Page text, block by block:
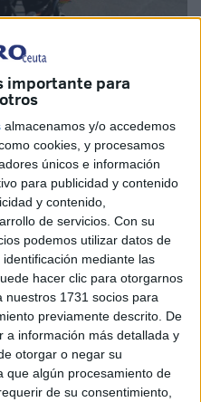
importante para
almacenamos y/o accedemos
cookies, y procesamos
únicos e información
para publicidad y contenido
y contenido,
de servicios. Con su
podemos utilizar datos de
mediante las
hacer clic para otorgarnos
nuestros 1731 socios para
previamente descrito. De
a información más detallada y
otorgar o negar su
que algún procesamiento de
de su consentimiento,
elMundial de Gravel
representaron a España y
en la que se midieron a
mundial en esta
Septem Fratres Balearia
Ramos completaron
la localidad belga de